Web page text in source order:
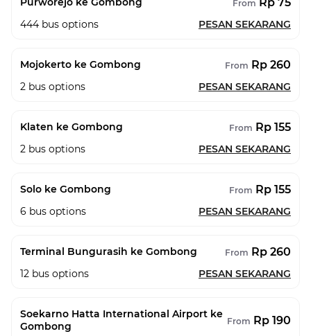
From
444 bus options PESAN SEKARANG
Mojokerto ke Gombong From Rp 260
2 bus options PESAN SEKARANG
Klaten ke Gombong From Rp 155
2 bus options PESAN SEKARANG
Solo ke Gombong From Rp 155
6 bus options PESAN SEKARANG
Terminal Bungurasih ke Gombong From Rp 260
12 bus options PESAN SEKARANG
Soekarno Hatta International Airport ke
Gombong
From Rp 190